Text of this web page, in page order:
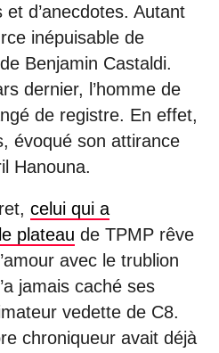
d’anecdotes. Autant
inépuisable de
Benjamin Castaldi.
dernier, l’homme de
de registre. En effet,
évoqué son attirance
Hanouna.
celui qui a
plateau de TPMP rêve
avec le trublion
jamais caché ses
vedette de C8.
chroniqueur avait déjà